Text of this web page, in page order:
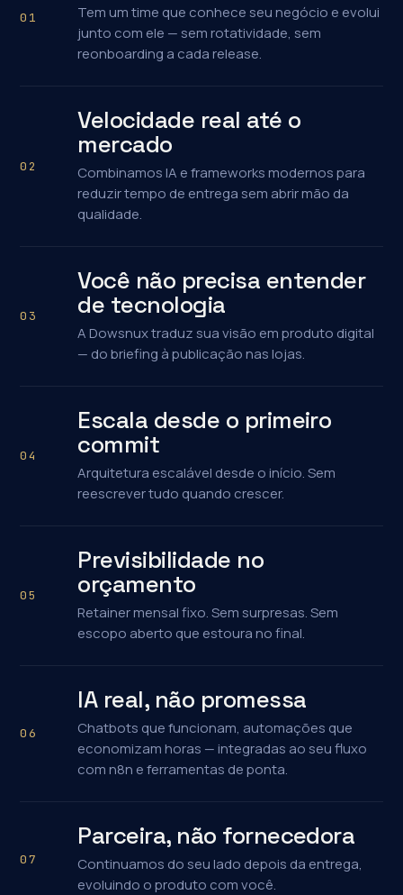
01
Tem um time que conhece seu negócio e evolui
junto com ele — sem rotatividade, sem
reonboarding a cada release.
02
Velocidade real até o
mercado
Combinamos IA e frameworks modernos para
reduzir tempo de entrega sem abrir mão da
qualidade.
03
Você não precisa entender
de tecnologia
A Dowsnux traduz sua visão em produto digital
— do briefing à publicação nas lojas.
04
Escala desde o primeiro
commit
Arquitetura escalável desde o início. Sem
reescrever tudo quando crescer.
05
Previsibilidade no
orçamento
Retainer mensal fixo. Sem surpresas. Sem
escopo aberto que estoura no final.
06
IA real, não promessa
Chatbots que funcionam, automações que
economizam horas — integradas ao seu fluxo
com n8n e ferramentas de ponta.
07
Parceira, não fornecedora
Continuamos do seu lado depois da entrega,
evoluindo o produto com você.